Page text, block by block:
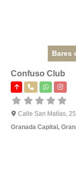
Bares
Confuso Club
Calle San Matías, 25
Granada Capital,